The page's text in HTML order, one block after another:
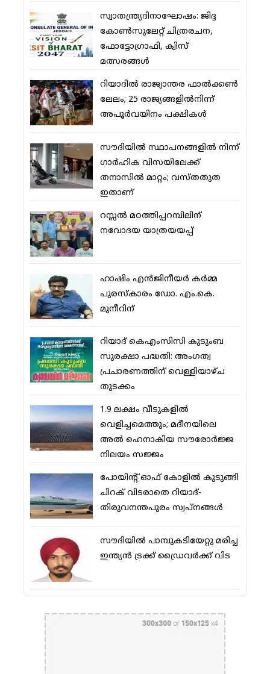
സ്വാതന്ത്ര്യദിനാഘോഷം: ജിദ്ദ
കോണ്‍സുലേറ്റ് ചിത്രരചന,
ഫോട്ടോഗ്രാഫി, ക്വിസ്
മത്സരങ്ങള്‍
റിയാദില്‍ രാജ്യാന്തര ഫാല്‍ക്കണ്‍
ലേലം; 25 രാജ്യങ്ങളില്‍നിന്ന്
അപൂര്‍വയിനം പക്ഷികള്‍
സൗദിയില്‍ സ്ഥാപനങ്ങളില്‍ നിന്ന്
ഗാര്‍ഹിക വിസയിലേക്ക്
തനാസില്‍ മാറ്റം; വസ്തതുത
ഇതാണ്
റസ്സല്‍ മഠത്തിപ്പറമ്പിലിന്
നവോദയ യാത്രയയപ്പ്
ഹാഷിം എന്‍ജിനീയര്‍ കര്‍മ്മ
പുരസ്‌കാരം ഡോ. എം.കെ.
മുനീറിന്
റിയാദ് കെഎംസിസി കുടുംബ
സുരക്ഷാ പദ്ധതി: അംഗത്വ
പ്രചാരണത്തിന് വെള്ളിയാഴ്ച
തുടക്കം
1.9 ലക്ഷം വീടുകളില്‍
വെളിച്ചമെത്തും; മദീനയിലെ
അല്‍ ഹെനാകിയ സൗരോര്‍ജ്ജ
നിലയം സജ്ജം
പോയിന്റ് ഓഫ് കോളില്‍ കുടുങ്ങി
ചിറക് വിടരാതെ റിയാദ്-
തിരുവനന്തപുരം സ്വപ്നങ്ങള്‍
സൗദിയിൽ പാമ്പുകടിയേറ്റു മരിച്ച
ഇന്ത്യൻ ട്രക്ക് ഡ്രൈവർക്ക് വിട